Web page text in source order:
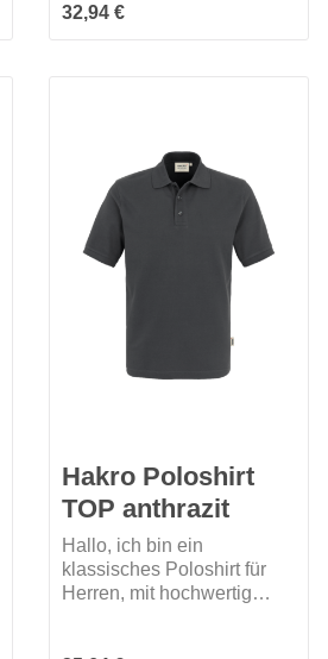
der Zweifarbigkeit wider.
Egal, welche Farbe du dir
Regulärer Preis:
32,94 €
Hakro Poloshirt
TOP anthrazit
Hallo, ich bin ein
klassisches Poloshirt für
Herren, mit hochwertig